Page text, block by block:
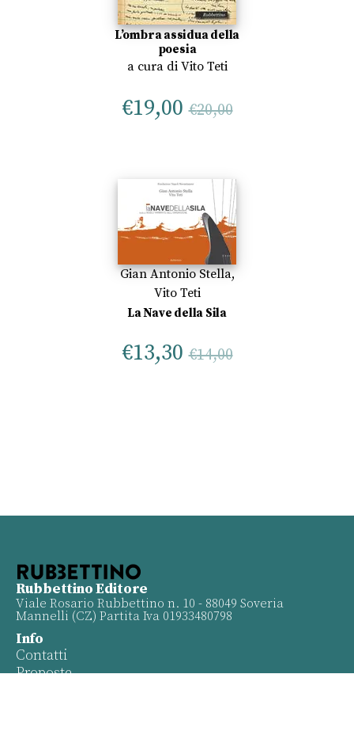
L’ombra assidua della
poesia
a cura di Vito Teti
€19,00 €20,00
Gian Antonio Stella,
Vito Teti
La Nave della Sila
€13,30 €14,00
Rubbettino Editore
Viale Rosario Rubbettino n. 10 - 88049 Soveria
Mannelli (CZ) Partita Iva 01933480798
Info
Contatti
Proposte